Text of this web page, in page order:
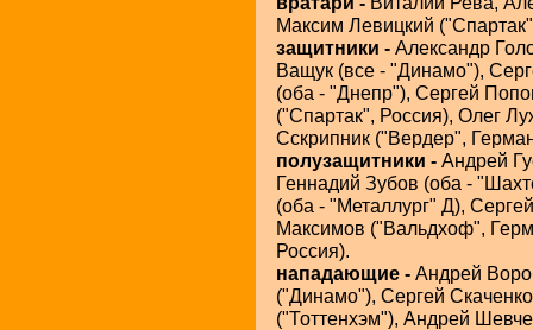
Максим Левицкий
защитники - Александр
Ващук (все - "Динамо"),
(оба - "Днепр"), Сергей
("Спартак", Россия), Олег
Сскрипник ("Вердер",
полузащитники - Андрей
Геннадий Зубов (оба -
(оба - "Металлург" Д),
Максимов ("Вальдхоф",
Россия).
нападающие - Андрей
("Динамо"), Сергей
("Тоттенхэм"), Андрей